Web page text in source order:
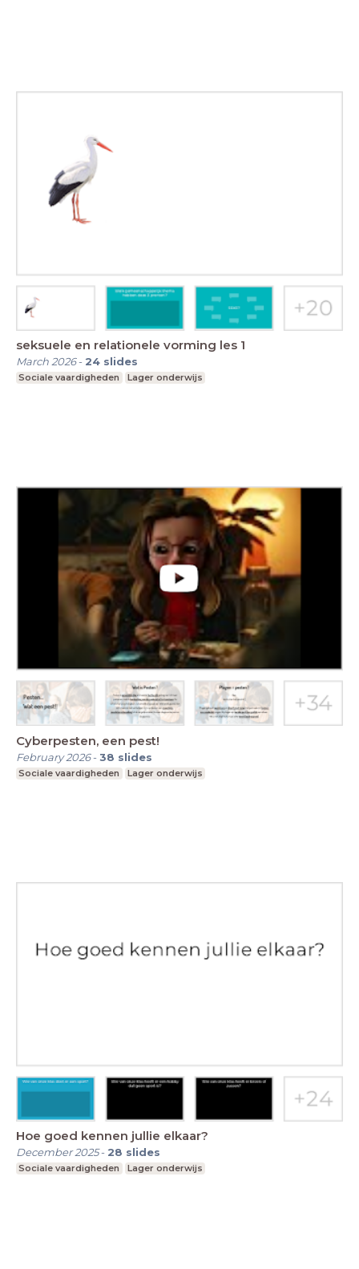
seksuele en relationele vorming les 1
March 2026- 24 slides
Sociale vaardigheden Lager onderwijs
Cyberpesten, een pest!
February 2026-38 slides
Sociale vaardigheden Lager onderwijs
Hoe goed kennen jullie elkaar?
December 2025- 28 slides
Sociale vaardigheden Lager onderwijs